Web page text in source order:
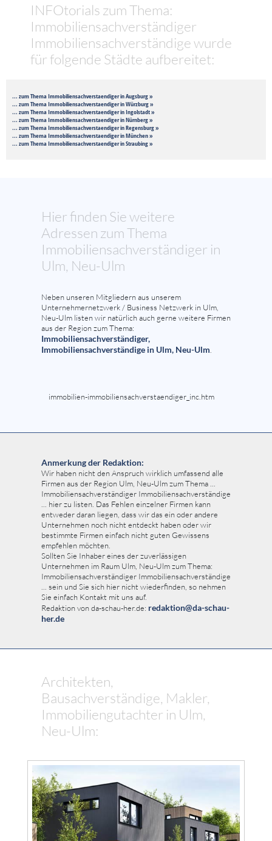
INFOtorials zum Thema:
Immobiliensachverständiger
Immobiliensachverständige wurde
für folgende Städte aufbereitet:
... zum Thema Immobiliensachverstaendiger in Augsburg »
... zum Thema Immobiliensachverstaendiger in Würzburg »
... zum Thema Immobiliensachverstaendiger in Ingolstadt »
... zum Thema Immobiliensachverstaendiger in Nürnberg »
... zum Thema Immobiliensachverstaendiger in Regensburg »
... zum Thema Immobiliensachverstaendiger in München »
... zum Thema Immobiliensachverstaendiger in Straubing »
Hier finden Sie weitere
Adressen zum Thema
Immobiliensachverständiger in
Ulm, Neu-Ulm
Neben unseren Mitgliedern aus unserem
Unternehmernetzwerk / Business Netzwerk in Ulm,
Neu-Ulm listen wir natürlich auch gerne weitere Firmen
aus der Region zum Thema:
Immobiliensachverständiger,
Immobiliensachverständige in Ulm, Neu-Ulm
immobilien-immobiliensachverstaendiger_inc.htm
Anmerkung der Redaktion:
Wir haben nicht den Anspruch wirklich umfassend alle
Firmen aus der Region Ulm, Neu-Ulm zum Thema ...
Immobiliensachverständiger Immobiliensachverständige
... hier zu listen. Das Fehlen einzelner Firmen kann
entweder daran liegen, dass wir das ein oder andere
Unternehmen noch nicht entdeckt haben oder wir
bestimmte Firmen einfach nicht guten Gewissens
empfehlen möchten.
Sollten Sie Inhaber eines der zuverlässigen
Unternehmen im Raum Ulm, Neu-Ulm zum Thema:
Immobiliensachverständiger Immobiliensachverständige
... sein und Sie sich hier nicht wiederfinden, so nehmen
Sie einfach Kontakt mit uns auf.
Redaktion von da-schau-her.de: redaktion@da-schau-
her.de
Architekten,
Bausachverständige, Makler,
Immobiliengutachter in Ulm,
Neu-Ulm: